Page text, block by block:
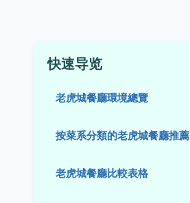
快速导览
老虎城餐廳環境總覽
按菜系分類的老虎城餐廳推薦
老虎城餐廳比較表格